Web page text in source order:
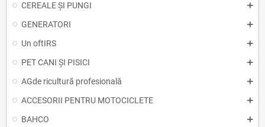
CEREALE ȘI PUNGI
GENERATORI
Un oftIRS
PET CANI ȘI PISICI
AGde ricultură profesională
ACCESORII PENTRU MOTOCICLETE
BAHCO